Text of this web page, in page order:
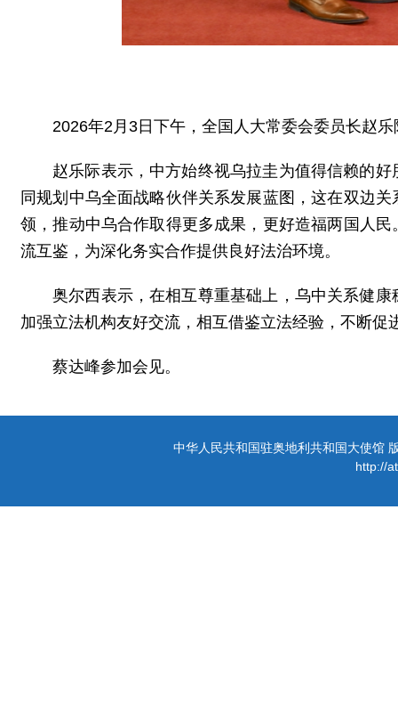
2026年2月3日下午，全国人大常委会委员长赵
赵乐际表示，中方始终视乌拉圭为值得信赖的
同规划中乌全面战略伙伴关系发展蓝图，这在双边
领，推动中乌合作取得更多成果，更好造福两国人
流互鉴，为深化务实合作提供良好法治环境。
奥尔西表示，在相互尊重基础上，乌中关系健
加强立法机构友好交流，相互借鉴立法经验，不断促
蔡达峰参加会见。
中华人民共和国驻奥地利共和国大使馆
http://